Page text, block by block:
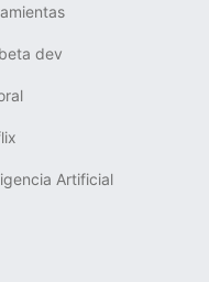
dev
Artificial